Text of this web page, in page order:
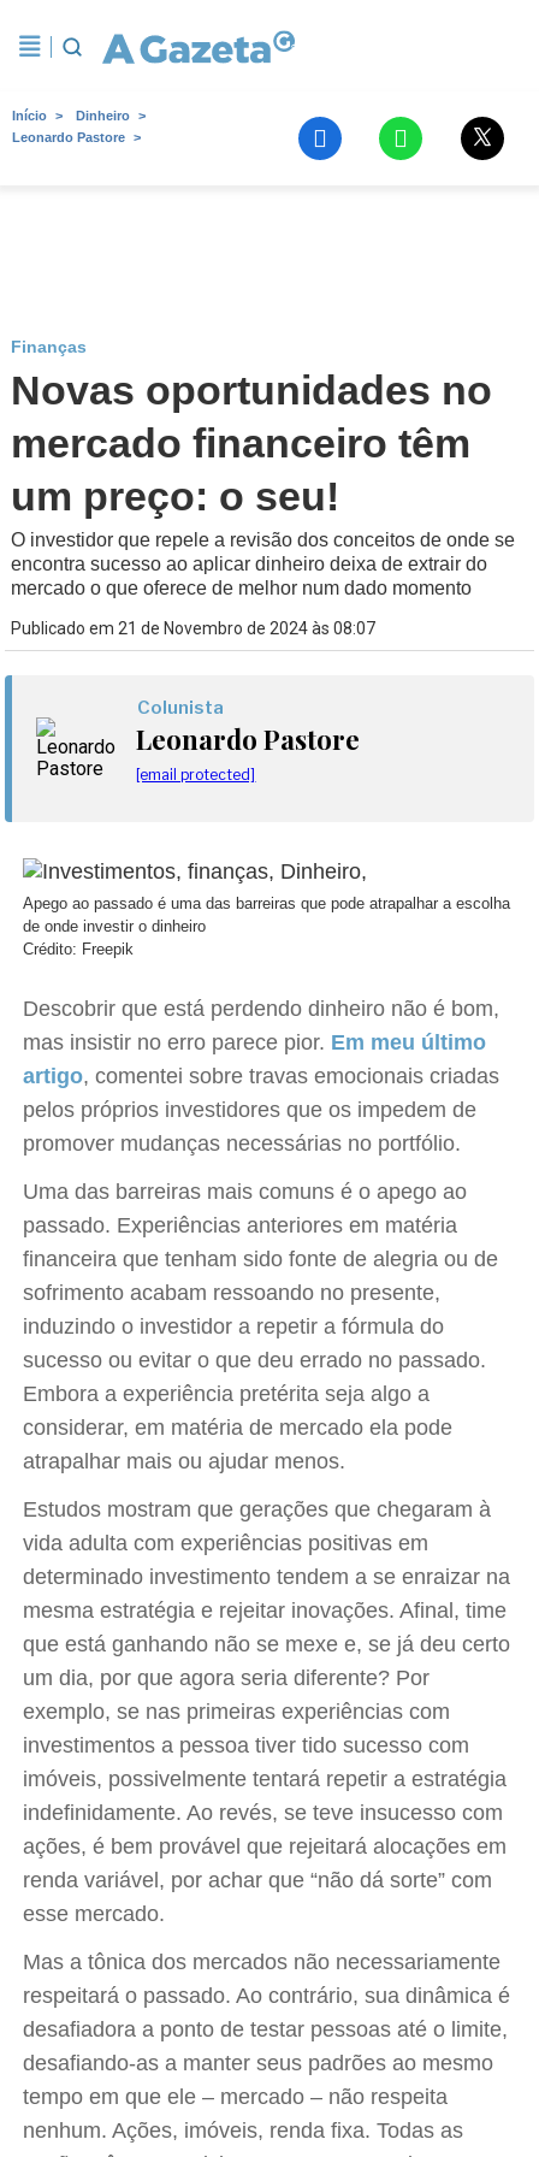
Início
Dinheiro
Leonardo Pastore
Finanças
Novas oportunidades no
mercado financeiro têm
um preço: o seu!
O investidor que repele a revisão dos conceitos de onde se
encontra sucesso ao aplicar dinheiro deixa de extrair do
mercado o que oferece de melhor num dado momento
Publicado em 21 de Novembro de 2024 às 08:07
Colunista
Leonardo Pastore
[email protected]
Apego ao passado é uma das barreiras que pode atrapalhar a escolha
de onde investir o dinheiro
Crédito: Freepik
Descobrir que está perdendo dinheiro não é bom,
mas insistir no erro parece pior. Em meu último
artigo, comentei sobre travas emocionais criadas
pelos próprios investidores que os impedem de
promover mudanças necessárias no portfólio.
Uma das barreiras mais comuns é o apego ao
passado. Experiências anteriores em matéria
financeira que tenham sido fonte de alegria ou de
sofrimento acabam ressoando no presente,
induzindo o investidor a repetir a fórmula do
sucesso ou evitar o que deu errado no passado.
Embora a experiência pretérita seja algo a
considerar, em matéria de mercado ela pode
atrapalhar mais ou ajudar menos.
Estudos mostram que gerações que chegaram à
vida adulta com experiências positivas em
determinado investimento tendem a se enraizar na
mesma estratégia e rejeitar inovações. Afinal, time
que está ganhando não se mexe e, se já deu certo
um dia, por que agora seria diferente? Por
exemplo, se nas primeiras experiências com
investimentos a pessoa tiver tido sucesso com
imóveis, possivelmente tentará repetir a estratégia
indefinidamente. Ao revés, se teve insucesso com
ações, é bem provável que rejeitará alocações em
renda variável, por achar que “não dá sorte” com
esse mercado.
Mas a tônica dos mercados não necessariamente
respeitará o passado. Ao contrário, sua dinâmica é
desafiadora a ponto de testar pessoas até o limite,
desafiando-as a manter seus padrões ao mesmo
tempo em que ele – mercado – não respeita
nenhum. Ações, imóveis, renda fixa. Todas as